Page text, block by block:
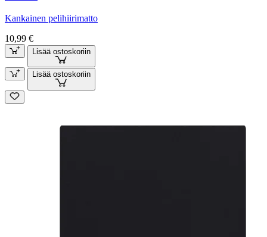
Kankainen pelihiirimatto
10,99 €
Lisää ostoskoriin
Lisää ostoskoriin